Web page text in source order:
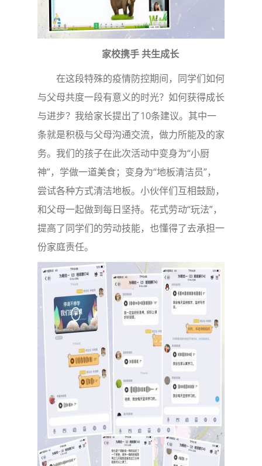
家校携手 共生成长
在这段特殊的疫情防控期间，同学们如何
与父母共度一段有意义的时光？如何获得成长
与进步？我给家长提出了10条建议。其中一
条就是积极与父母沟通交流，做力所能及的家
务。我们的孩子在此次活动中变身为“小厨
神”，学做一道美食；变身为“地板清洁员”，
尝试各种方式清洁地板。小伙伴们互相鼓励，
和父母一起做到每日坚持。花式劳动“玩法”，
提高了同学们的劳动技能，也懂得了去承担一
份家庭责任。